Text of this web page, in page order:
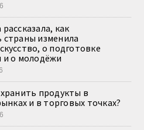
как
страны изменила
о подготовке
и о молодёжи
продукты в
и в торговых точках?